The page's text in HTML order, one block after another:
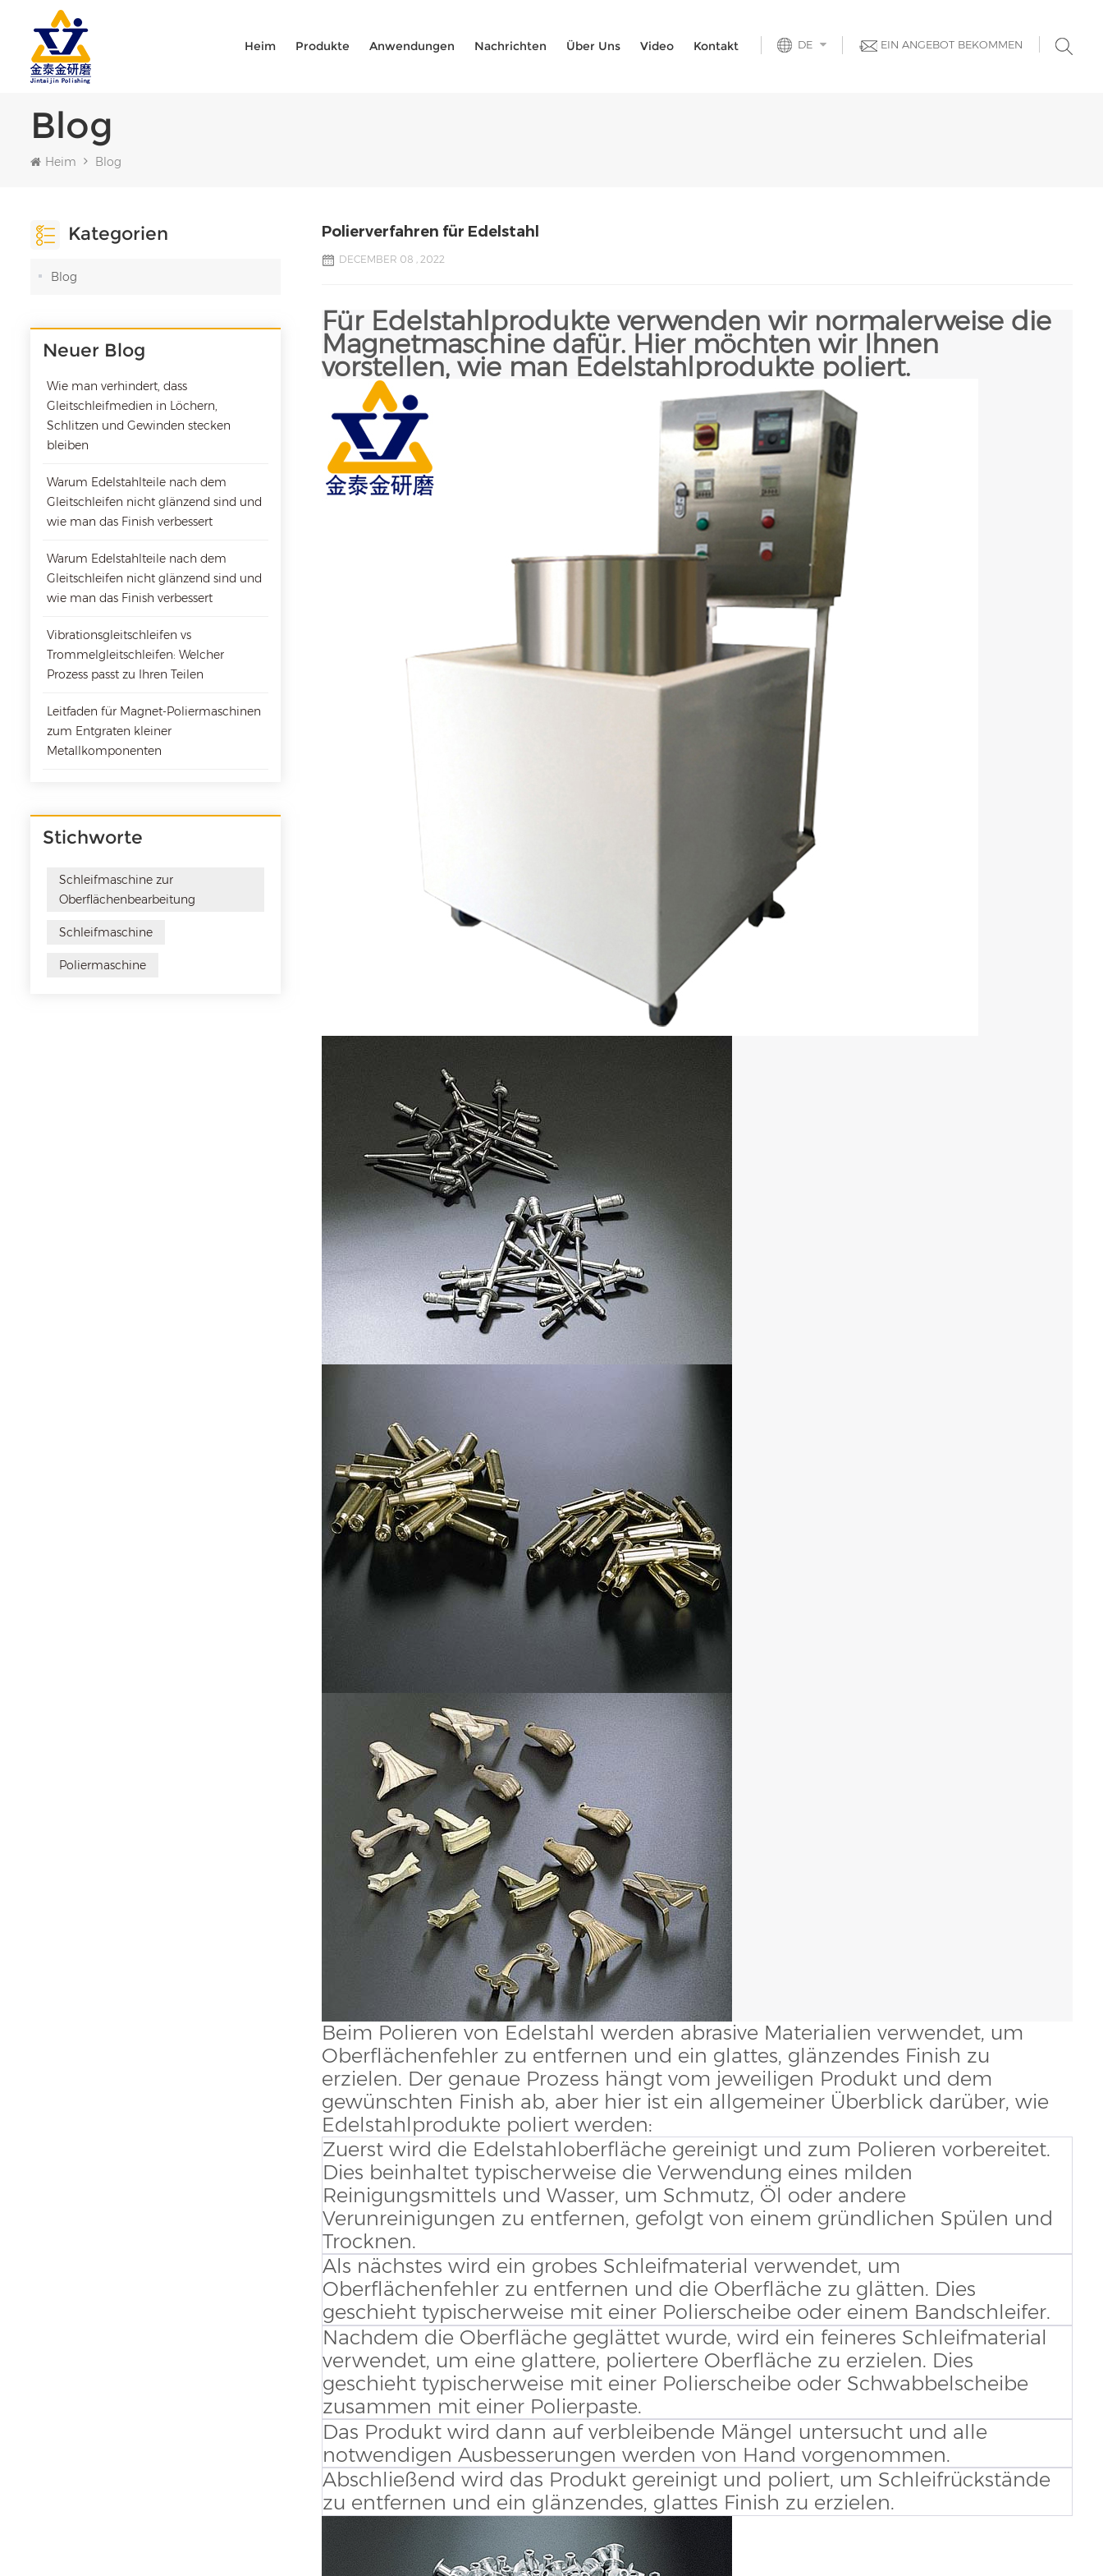
EIN ANGEBOT BEKOMMEN
DE
Heim Produkte Anwendungen Nachrichten Über Uns Video Kontakt
Blog
Heim Blog
Kategorien
Blog
Neuer Blog
Wie man verhindert, dass
Gleitschleifmedien in Löchern,
Schlitzen und Gewinden stecken
bleiben
Warum Edelstahlteile nach dem
Gleitschleifen nicht glänzend sind und
wie man das Finish verbessert
Warum Edelstahlteile nach dem
Gleitschleifen nicht glänzend sind und
wie man das Finish verbessert
Vibrationsgleitschleifen vs
Trommelgleitschleifen: Welcher
Prozess passt zu Ihren Teilen
Leitfaden für Magnet-Poliermaschinen
zum Entgraten kleiner
Metallkomponenten
Stichworte
Schleifmaschine zur
Oberflächenbearbeitung
Schleifmaschine
Poliermaschine
Polierverfahren für Edelstahl
DECEMBER 08 , 2022
Für Edelstahlprodukte verwenden wir normalerweise die
Magnetmaschine dafür. Hier möchten wir Ihnen
vorstellen, wie man Edelstahlprodukte poliert.
Beim Polieren von Edelstahl werden abrasive Materialien verwendet, um
Oberflächenfehler zu entfernen und ein glattes, glänzendes Finish zu
erzielen. Der genaue Prozess hängt vom jeweiligen Produkt und dem
gewünschten Finish ab, aber hier ist ein allgemeiner Überblick darüber, wie
Edelstahlprodukte poliert werden:
Zuerst wird die Edelstahloberfläche gereinigt und zum Polieren vorbereitet.
Dies beinhaltet typischerweise die Verwendung eines milden
Reinigungsmittels und Wasser, um Schmutz, Öl oder andere
Verunreinigungen zu entfernen, gefolgt von einem gründlichen Spülen und
Trocknen.
Als nächstes wird ein grobes Schleifmaterial verwendet, um
Oberflächenfehler zu entfernen und die Oberfläche zu glätten. Dies
geschieht typischerweise mit einer Polierscheibe oder einem Bandschleifer.
Nachdem die Oberfläche geglättet wurde, wird ein feineres Schleifmaterial
verwendet, um eine glattere, poliertere Oberfläche zu erzielen. Dies
geschieht typischerweise mit einer Polierscheibe oder Schwabbelscheibe
zusammen mit einer Polierpaste.
Das Produkt wird dann auf verbleibende Mängel untersucht und alle
notwendigen Ausbesserungen werden von Hand vorgenommen.
Abschließend wird das Produkt gereinigt und poliert, um Schleifrückstände
zu entfernen und ein glänzendes, glattes Finish zu erzielen.